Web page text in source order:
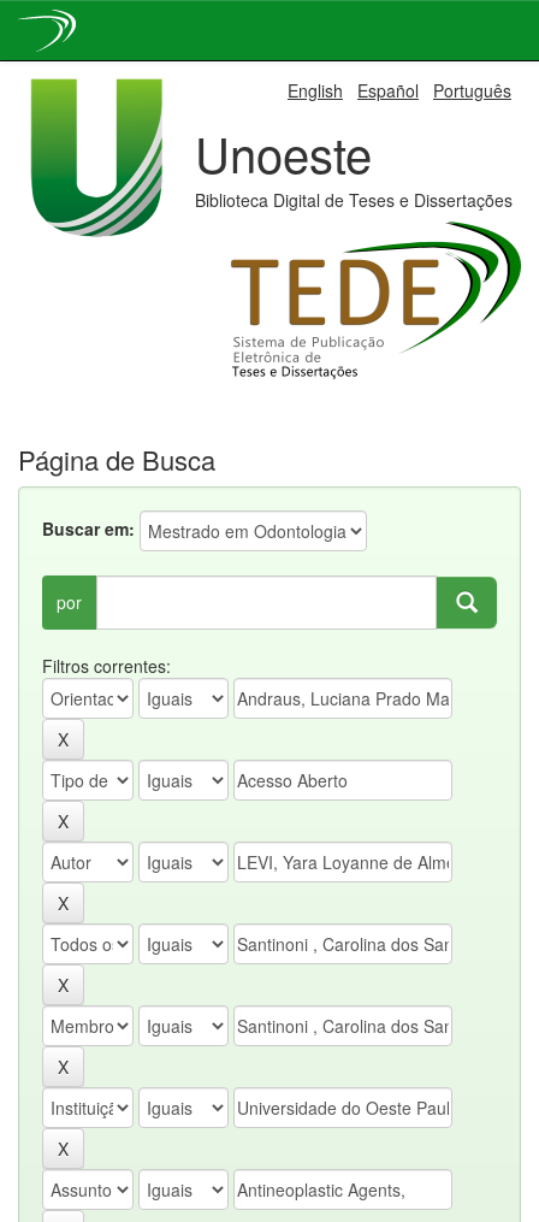
English Español Português
Unoeste
Biblioteca Digital de Teses e Dissertações
Página de Busca
Buscar em:
por
Filtros correntes: